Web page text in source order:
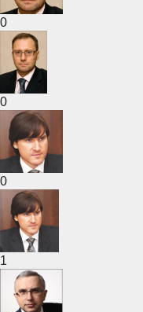
0
0
0
1